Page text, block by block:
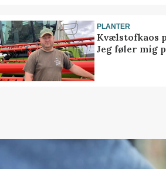
PLANTER
Kvælstofkaos
Jeg føler mig